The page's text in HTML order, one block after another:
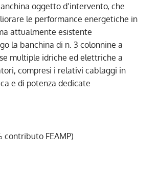
oggetto d’intervento, che
le performance energetiche in
attualmente esistente
la banchina di n. 3 colonnine a
multiple idriche ed elettriche a
compresi i relativi cablaggi in
e di potenza dedicate
contributo FEAMP)